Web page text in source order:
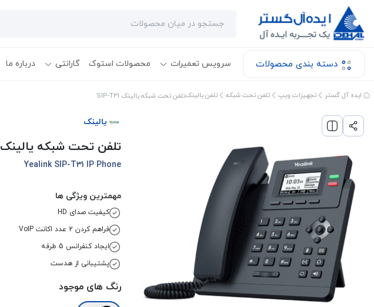
دسته بندی محصولات سرویس تعمیرات محصولات استوک گارانتی درباره ما
ایده آل گستر تجهیزات ویپ تلفن تحت شبکه تلفن یالینکتلفن تحت شبکه یالینک SIP-T31
یالینک
تلفن تحت شبکه یالینک SIP-T31
Yealink SIP-T31 IP Phone
مهمترین ویژگی ها
کیفیت صدای HD
فراهم کردن 2 عدد اکانت VoIP
ایجاد کنفرانس 5 طرفه
پشتیبانی از هدست
رنگ های موجود